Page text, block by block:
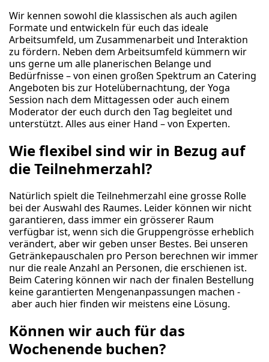
Wir kennen sowohl die klassischen als auch agilen
Formate und entwickeln für euch das ideale
Arbeitsumfeld, um Zusammenarbeit und Interaktion
zu fördern. Neben dem Arbeitsumfeld kümmern wir
uns gerne um alle planerischen Belange und
Bedürfnisse – von einen großen Spektrum an Catering
Angeboten bis zur Hotelübernachtung, der Yoga
Session nach dem Mittagessen oder auch einem
Moderator der euch durch den Tag begleitet und
unterstützt. Alles aus einer Hand – von Experten.
Wie flexibel sind wir in Bezug auf
die Teilnehmerzahl?
Natürlich spielt die Teilnehmerzahl eine grosse Rolle
bei der Auswahl des Raumes. Leider können wir nicht
garantieren, dass immer ein grösserer Raum
verfügbar ist, wenn sich die Gruppengrösse erheblich
verändert, aber wir geben unser Bestes. Bei unseren
Getränkepauschalen pro Person berechnen wir immer
nur die reale Anzahl an Personen, die erschienen ist.
Beim Catering können wir nach der finalen Bestellung
keine garantierten Mengenanpassungen machen -
aber auch hier finden wir meistens eine Lösung.
Können wir auch für das
Wochenende buchen?